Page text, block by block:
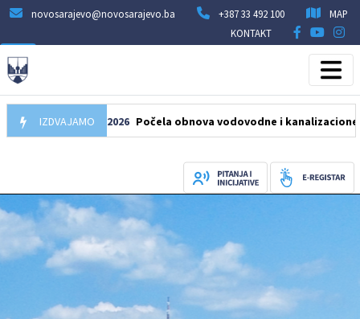
novosarajevo@novosarajevo.ba +387 33 492 100
MAP
KONTAKT
IZDVAJAMO
05.08.2026 Počela obnova vodovodne i kanalizacione mreže